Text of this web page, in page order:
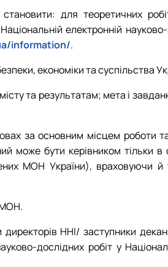
для теоретичних
електронній науково-
information/.
економіки та суспільства
та результатам; мета і
за основним місцем роботи
може бути керівником тільки в
МОН України), враховуючи й
МОН.
ННІ/ заступники
дослідних робіт у